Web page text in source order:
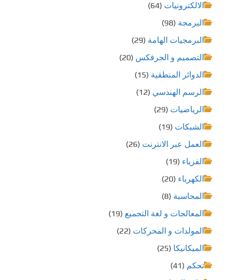
الالكترونيات (64)
البرمجة (98)
البرمجيات الهامة (29)
التصميم و الجرفكس (20)
الدوائر المنطقية (15)
الرسم الهندسي (12)
الرياضيات (29)
الشبكات (19)
العمل عبر الانترنت (26)
الفزياء (19)
الكهرباء (20)
المحاسبة (8)
المعالجات و لغة التجميع (19)
المولدات و المحركات (22)
الميكانيكا (25)
تحكم (41)